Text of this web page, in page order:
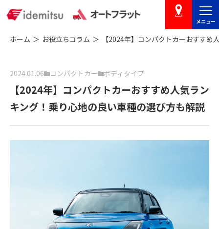
店舗を探す
メニュー
ホーム お役立ちコラム 【2024年】コンパクトカーおすす
2024.01.06 コンパクトカー ボディタイプ
【2024年】コンパクトカーおすすめ人気ラン
キング！乗り心地の良い車種の選び方も解説